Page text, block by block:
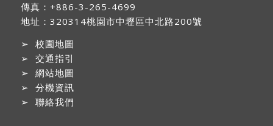
傳真：+886-3-265-4699
地址： 320314桃園市中壢區中北路200號
➢ 校園地圖
➢ 交通指引
➢ 網站地圖
➢ 分機資訊
➢ 聯絡我們